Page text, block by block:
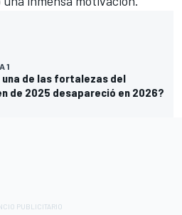
1
una de las fortalezas del
de 2025 desapareció en 2026?